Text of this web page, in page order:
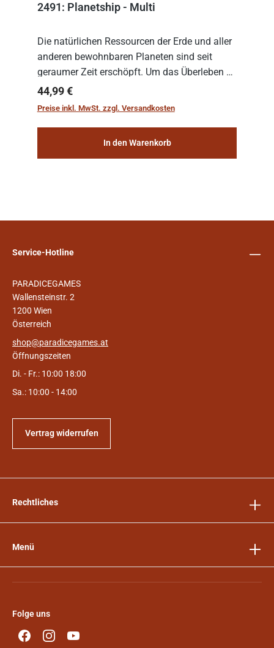
2491: Planetship - Multi
Die natürlichen Ressourcen der Erde und aller
anderen bewohnbaren Planeten sind seit
geraumer Zeit erschöpft. Um das Überleben zu
sichern, wurden die sogenannten
„Weltenschiffe“ gebaut. Auf diesen
Regulärer Preis:
44,99 €
Preise inkl. MwSt. zzgl. Versandkosten
In den Warenkorb
Service-Hotline
PARADICEGAMES
Wallensteinstr. 2
1200 Wien
Österreich
shop@paradicegames.at
Öffnungszeiten
Di. - Fr.: 10:00 18:00
Sa.: 10:00 - 14:00
Vertrag widerrufen
Rechtliches
Menü
Folge uns